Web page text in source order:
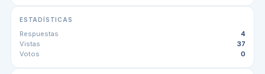
ESTADÍSTICAS
Respuestas
4
Vistas
37
Votos
0